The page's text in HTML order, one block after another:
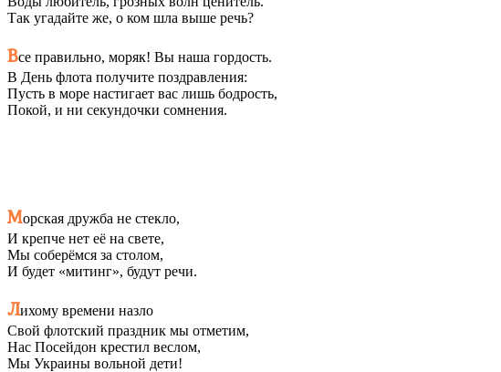
Так угадайте же, о ком шла выше речь?
Все правильно, моряк! Вы наша гордость.
В День флота получите поздравления:
Пусть в море настигает вас лишь бодрость,
Покой, и ни секундочки сомнения.
Морская дружба не стекло,
И крепче нет её на свете,
Мы соберёмся за столом,
И будет «митинг», будут речи.
Лихому времени назло
Свой флотский праздник мы отметим,
Нас Посейдон крестил веслом,
Мы Украины вольной дети!